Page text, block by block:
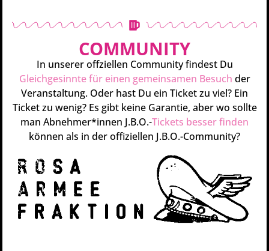
COMMUNITY
In unserer offziellen Community findest Du
Gleichgesinnte für einen gemeinsamen Besuch der
Veranstaltung. Oder hast Du ein Ticket zu viel? Ein
Ticket zu wenig? Es gibt keine Garantie, aber wo sollte
man Abnehmer*innen J.B.O.-Tickets besser finden
können als in der offiziellen J.B.O.-Community?